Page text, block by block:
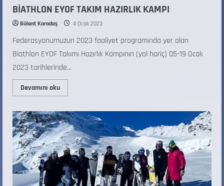
BİATHLON EYOF TAKIM HAZIRLIK KAMPI
Bülent Karadaş 4 Ocak 2023
Federasyonumuzun 2023 faaliyet programında yer alan
Biathlon EYOF Takımı Hazırlık Kampının (yol hariç) 05-19 Ocak
2023 tarihlerinde...
Devamını oku